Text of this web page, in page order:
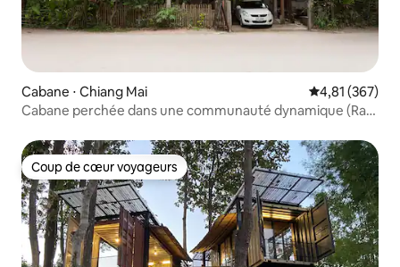
Cabane ⋅ Chiang Mai Évaluation
4,81 (367)
Cabane perchée dans une communauté dynamique (Ram
Coup de cœur voyageurs
Coup de cœur voyageurs